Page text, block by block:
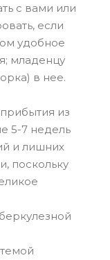
с вами или
если
удобное
младенцу
в нее.
из
5-7 недель
и лишних
поскольку